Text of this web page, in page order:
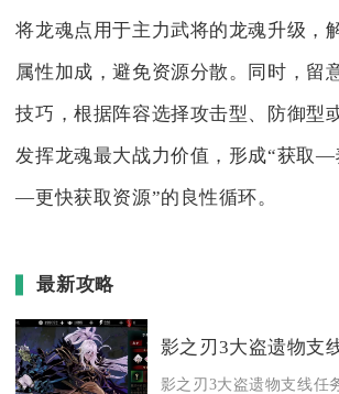
将龙魂点用于主力武将的龙魂升级，
属性加成，避免资源分散。同时，留
技巧，根据阵容选择攻击型、防御型
发挥龙魂最大战力价值，形成“获取
—更快获取资源”的良性循环。
最新攻略
影之刃3大盗遗物支线任